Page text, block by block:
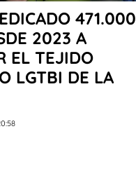
471.000
2023 A
EL TEJIDO
LGTBI DE LA